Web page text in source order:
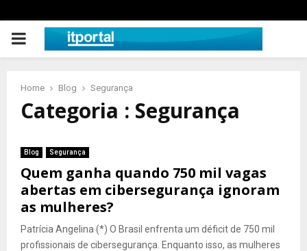
PRIMARY
Home Blog Segurança
Categoria : Segurança
Blog Segurança
Quem ganha quando 750 mil vagas
abertas em cibersegurança ignoram
as mulheres?
Patrícia Angelina (*) O Brasil enfrenta um déficit de 750 mil
profissionais de cibersegurança. Enquanto isso, as mulheres